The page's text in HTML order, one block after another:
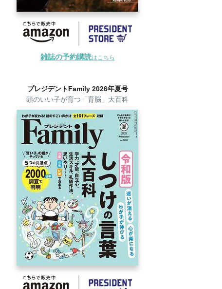
雑誌の予約購読はこちら
プレジデントFamily 2026年夏号
頭のいい子が育つ「育脳」大百科